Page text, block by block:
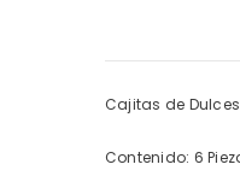
Cajitas de
Contenido: 6